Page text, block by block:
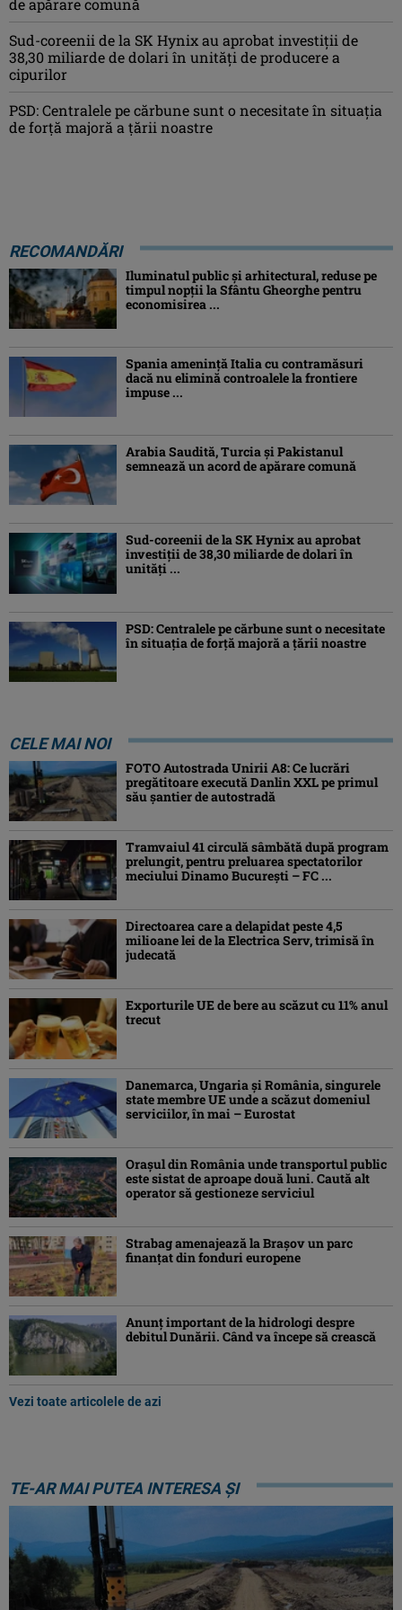
de apărare comună
Sud-coreenii de la SK Hynix au aprobat investiţii de
38,30 miliarde de dolari în unităţi de producere a
cipurilor
PSD: Centralele pe cărbune sunt o necesitate în situaţia
de forţă majoră a ţării noastre
RECOMANDĂRI
Iluminatul public şi arhitectural, reduse pe
timpul nopţii la Sfântu Gheorghe pentru
economisirea ...
Spania ameninţă Italia cu contramăsuri
dacă nu elimină controalele la frontiere
impuse ...
Arabia Saudită, Turcia şi Pakistanul
semnează un acord de apărare comună
Sud-coreenii de la SK Hynix au aprobat
investiţii de 38,30 miliarde de dolari în
unităţi ...
PSD: Centralele pe cărbune sunt o necesitate
în situaţia de forţă majoră a ţării noastre
CELE MAI NOI
FOTO Autostrada Unirii A8: Ce lucrări
pregătitoare execută Danlin XXL pe primul
său șantier de autostradă
Tramvaiul 41 circulă sâmbătă după program
prelungit, pentru preluarea spectatorilor
meciului Dinamo București – FC ...
Directoarea care a delapidat peste 4,5
milioane lei de la Electrica Serv, trimisă în
judecată
Exporturile UE de bere au scăzut cu 11% anul
trecut
Danemarca, Ungaria şi România, singurele
state membre UE unde a scăzut domeniul
serviciilor, în mai – Eurostat
Orașul din România unde transportul public
este sistat de aproape două luni. Caută alt
operator să gestioneze serviciul
Strabag amenajează la Brașov un parc
finanțat din fonduri europene
Anunț important de la hidrologi despre
debitul Dunării. Când va începe să crească
Vezi toate articolele de azi
TE-AR MAI PUTEA INTERESA ȘI